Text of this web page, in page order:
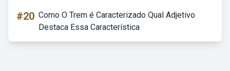
#20 Como O Trem é Caracterizado Qual Adjetivo
Destaca Essa Característica